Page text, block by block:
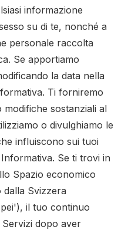
informazione
su di te, nonché a
personale raccolta
Se apportiamo
la data nella
Ti forniremo
sostanziali al
o divulghiamo le
influiscono sui tuoi
Se ti trovi in
Spazio economico
Svizzera
il tuo continuo
dopo aver